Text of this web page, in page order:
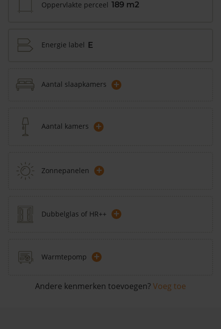
Oppervlakte perceel 189 m2
Energie label E
Aantal slaapkamers +
Aantal kamers +
Zonnepanelen +
Dubbelglas of HR++ +
Warmtepomp +
Andere kenmerken toevoegen? Voeg toe